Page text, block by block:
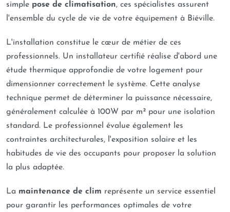
simple pose de climatisation, ces spécialistes assurent
l'ensemble du cycle de vie de votre équipement à Biéville.
L'installation constitue le cœur de métier de ces
professionnels. Un installateur certifié réalise d'abord une
étude thermique approfondie de votre logement pour
dimensionner correctement le système. Cette analyse
technique permet de déterminer la puissance nécessaire,
généralement calculée à 100W par m² pour une isolation
standard. Le professionnel évalue également les
contraintes architecturales, l'exposition solaire et les
habitudes de vie des occupants pour proposer la solution
la plus adaptée.
La maintenance de clim représente un service essentiel
pour garantir les performances optimales de votre